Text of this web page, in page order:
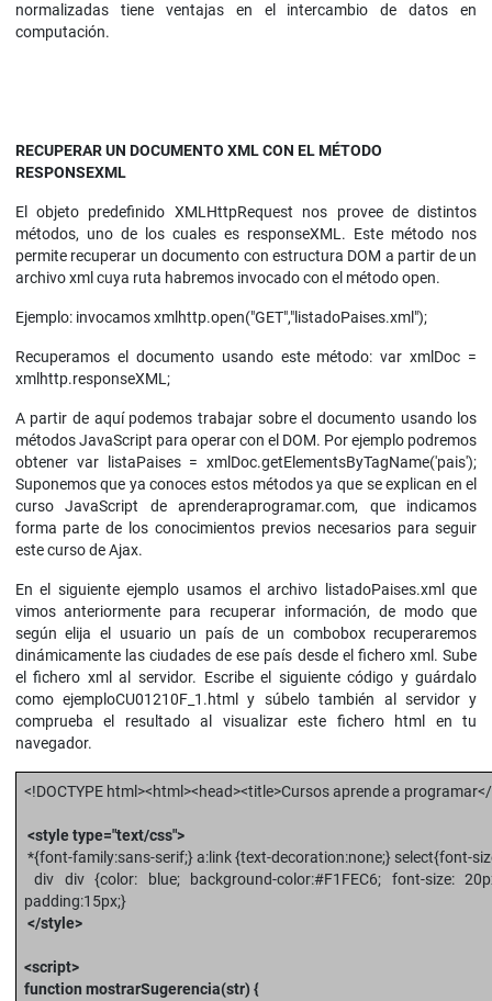
normalizadas tiene ventajas en el intercambio de datos en
computación.
RECUPERAR UN DOCUMENTO XML CON EL MÉTODO
RESPONSEXML
El objeto predefinido XMLHttpRequest nos provee de distintos
métodos, uno de los cuales es responseXML. Este método nos
permite recuperar un documento con estructura DOM a partir de un
archivo xml cuya ruta habremos invocado con el método open.
Ejemplo: invocamos xmlhttp.open("GET","listadoPaises.xml");
Recuperamos el documento usando este método: var xmlDoc =
xmlhttp.responseXML;
A partir de aquí podemos trabajar sobre el documento usando los
métodos JavaScript para operar con el DOM. Por ejemplo podremos
obtener var listaPaises = xmlDoc.getElementsByTagName('pais');
Suponemos que ya conoces estos métodos ya que se explican en el
curso JavaScript de aprenderaprogramar.com, que indicamos
forma parte de los conocimientos previos necesarios para seguir
este curso de Ajax.
En el siguiente ejemplo usamos el archivo listadoPaises.xml que
vimos anteriormente para recuperar información, de modo que
según elija el usuario un país de un combobox recuperaremos
dinámicamente las ciudades de ese país desde el fichero xml. Sube
el fichero xml al servidor. Escribe el siguiente código y guárdalo
como ejemploCU01210F_1.html y súbelo también al servidor y
comprueba el resultado al visualizar este fichero html en tu
navegador.
<!DOCTYPE html><html><head><title>Cursos aprende a
<style type="text/css">
*{font-family:sans-serif;} a:link {text-decoration:none;} select{font-
div div {color: blue; background-color:#F1FEC6; font-size:
padding:15px;}
</style>
<script>
function mostrarSugerencia(str) {